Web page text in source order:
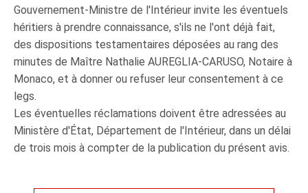
Gouvernement-Ministre de l'Intérieur invite les éventuels
héritiers à prendre connaissance, s'ils ne l'ont déjà fait,
des dispositions testamentaires déposées au rang des
minutes de Maître Nathalie AUREGLIA-CARUSO, Notaire à
Monaco, et à donner ou refuser leur consentement à ce
legs.
Les éventuelles réclamations doivent être adressées au
Ministère d'État, Département de l'Intérieur, dans un délai
de trois mois à compter de la publication du présent avis.